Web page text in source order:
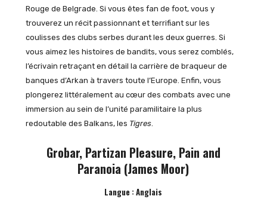
Rouge de Belgrade. Si vous êtes fan de foot, vous y
trouverez un récit passionnant et terrifiant sur les
coulisses des clubs serbes durant les deux guerres. Si
vous aimez les histoires de bandits, vous serez comblés,
l’écrivain retraçant en détail la carrière de braqueur de
banques d’Arkan à travers toute l’Europe. Enfin, vous
plongerez littéralement au cœur des combats avec une
immersion au sein de l’unité paramilitaire la plus
redoutable des Balkans, les Tigres.
Grobar, Partizan Pleasure, Pain and
Paranoia (James Moor)
Langue : Anglais